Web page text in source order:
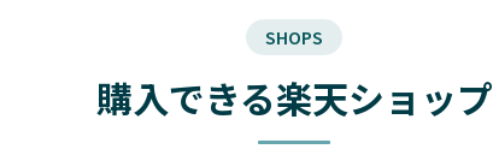
SHOPS
購入できる楽天ショップ